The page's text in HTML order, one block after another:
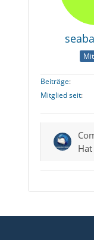
Beiträge
Mitglied seit